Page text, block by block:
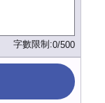
字數限制:0/500